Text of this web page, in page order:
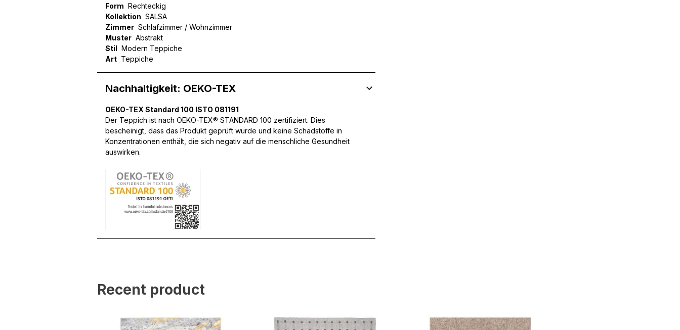
Form Rechteckig
Kollektion SALSA
Zimmer Schlafzimmer / Wohnzimmer
Muster Abstrakt
Stil Modern Teppiche
Art Teppiche
Nachhaltigkeit: OEKO-TEX
OEKO-TEX Standard 100 ISTO 081191
Der Teppich ist nach OEKO-TEX® STANDARD 100 zertifiziert. Dies
bescheinigt, dass das Produkt geprüft wurde und keine Schadstoffe in
Konzentrationen enthält, die sich negativ auf die menschliche Gesundheit
auswirken.
Recent product
Wir verwenden Cookies, um Inhalte und Anzeigen zu personalisieren, um Funktionen für soziale Medien anbieten zu
können und um unseren Traffic zu analysieren. Außerdem geben wir Informationen über Ihre Verwendung unserer
mit weiteren Daten zusammenführen, die Sie ihnen bereitgestellt haben oder die sie im Rahmen Ihrer Nutzung der
Notwendig
Notwendige Cookies sind erforderlich, um die grundlegenden Funktionen dieser Website zu ermöglichen, wie zum
Präferenzen
Präferenz-Cookies ermöglichen es einer Website, Informationen zu speichern, die die Art und Weise ändern, wie die
Website aussieht oder funktioniert, wie zum Beispiel Ihre bevorzugte Sprache oder die Region, in der Sie sich befinden.
indem sie anonyme Informationen sammeln und melden.